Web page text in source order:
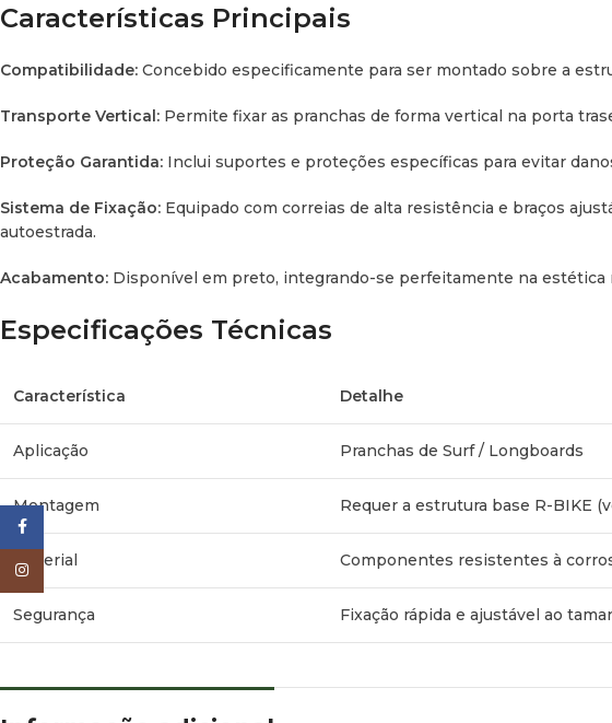
Características Principais
Compatibilidade: Concebido especificamente para ser montado sobre a
Transporte Vertical: Permite fixar as pranchas de forma vertical na porta
Proteção Garantida: Inclui suportes e proteções específicas para evitar
Sistema de Fixação: Equipado com correias de alta resistência e braços
autoestrada.
Acabamento: Disponível em preto, integrando-se perfeitamente na estética
Especificações Técnicas
Característica Detalhe
Aplicação Pranchas de Surf / Longboards
Montagem Requer a estrutura base R-BIKE
Material Componentes resistentes à
Segurança Fixação rápida e ajustável ao
Instagram